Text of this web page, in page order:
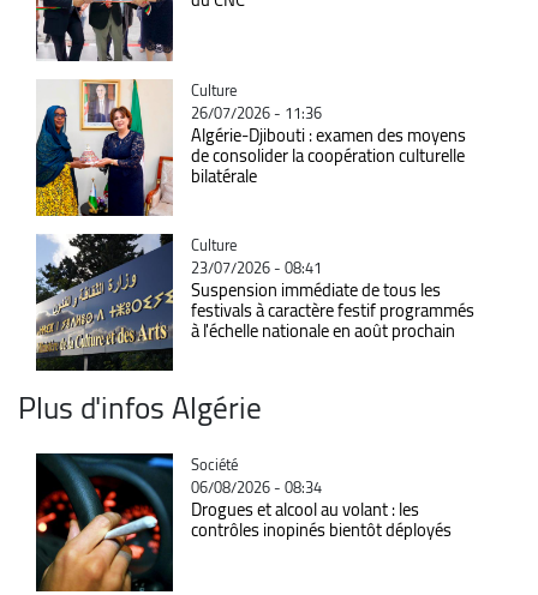
Catégorie
Culture
26/07/2026 - 11:36
Algérie-Djibouti : examen des moyens
de consolider la coopération culturelle
bilatérale
Catégorie
Culture
23/07/2026 - 08:41
Suspension immédiate de tous les
festivals à caractère festif programmés
à l'échelle nationale en août prochain
Plus d'infos Algérie
Catégorie
Société
06/08/2026 - 08:34
Drogues et alcool au volant : les
contrôles inopinés bientôt déployés